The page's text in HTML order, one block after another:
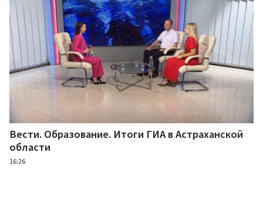
Вести. Образование. Итоги ГИА в Астраханской
области
16:26